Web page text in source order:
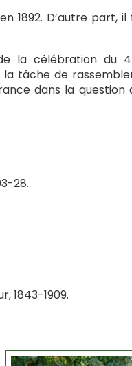
1892. D’autre part, il
la célébration du 4
la tâche de
dans la question
28.
1843-1909.